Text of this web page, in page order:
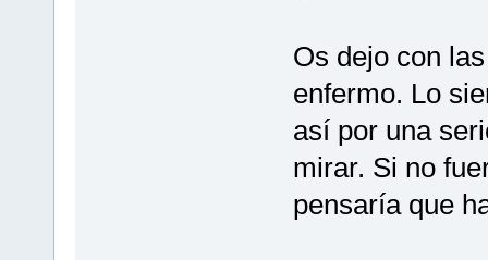
Os dejo con
enfermo. Lo
así por una
mirar. Si no
pensaría que